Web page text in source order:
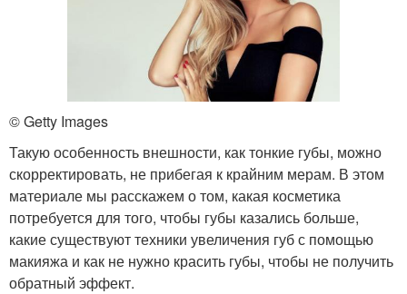
© Getty Images
Такую особенность внешности, как тонкие губы, можно
скорректировать, не прибегая к крайним мерам. В этом
материале мы расскажем о том, какая косметика
потребуется для того, чтобы губы казались больше,
какие существуют техники увеличения губ с помощью
макияжа и как не нужно красить губы, чтобы не получить
обратный эффект.